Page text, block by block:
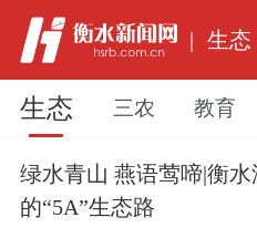
| 生态
生态 三农 教育
绿水青山 燕语莺啼|衡水
的“5A”生态路